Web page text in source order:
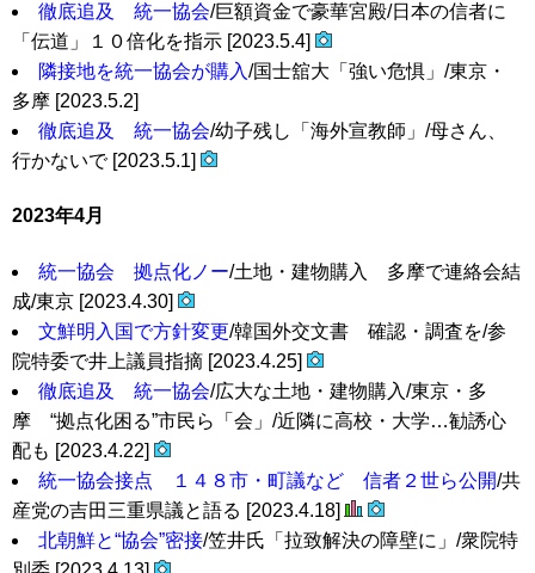
徹底追及 統一協会/巨額資金で豪華宮殿/日本の信者に
「伝道」１０倍化を指示 [2023.5.4]
隣接地を統一協会が購入/国士舘大「強い危惧」/東京・
多摩 [2023.5.2]
徹底追及 統一協会/幼子残し「海外宣教師」/母さん、
行かないで [2023.5.1]
2023年4月
統一協会 拠点化ノー/土地・建物購入 多摩で連絡会結
成/東京 [2023.4.30]
文鮮明入国で方針変更/韓国外交文書 確認・調査を/参
院特委で井上議員指摘 [2023.4.25]
徹底追及 統一協会/広大な土地・建物購入/東京・多
摩 “拠点化困る”市民ら「会」/近隣に高校・大学…勧誘心
配も [2023.4.22]
統一協会接点 １４８市・町議など 信者２世ら公開/共
産党の吉田三重県議と語る [2023.4.18]
北朝鮮と“協会”密接/笠井氏「拉致解決の障壁に」/衆院特